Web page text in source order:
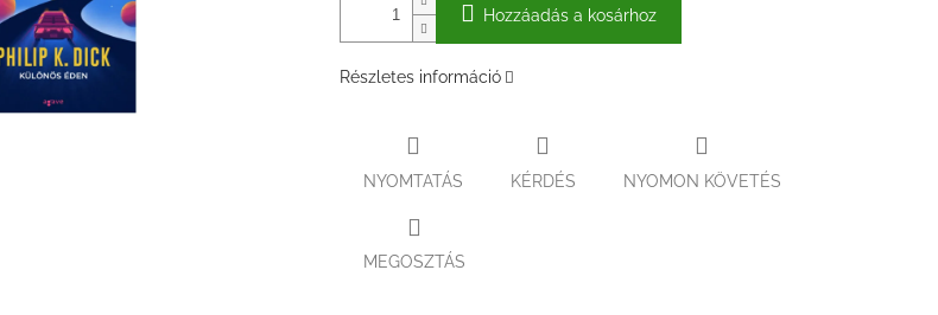
Hozzáadás a kosárhoz
Részletes információ
NYOMTATÁS KÉRDÉS NYOMON KÖVETÉS
MEGOSZTÁS